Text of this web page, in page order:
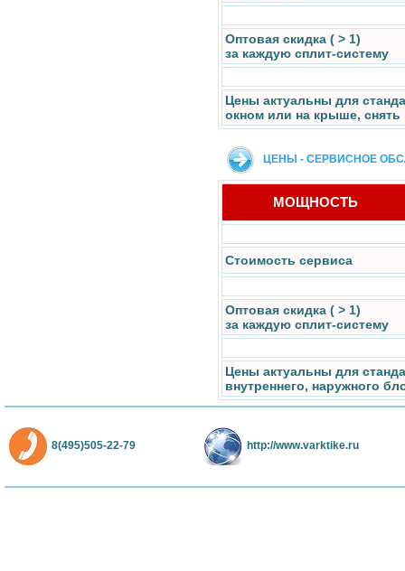
Оптовая скидка ( > 1)
за каждую сплит-систему
Цены актуальны для
окном или на крыше,
ЦЕНЫ - СЕРВИСНОЕ
МОЩНОСТЬ
Стоимость сервиса
Оптовая скидка ( > 1)
за каждую сплит-систему
Цены актуальны для
внутреннего, наружного
8(495)505-22-79 http://www.varktike.ru